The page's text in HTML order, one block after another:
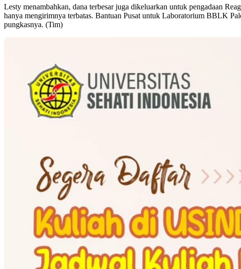
Lesty menambahkan, dana terbesar juga dikeluarkan untuk pengadaan
hanya mengirimnya terbatas. Bantuan Pusat untuk Laboratorium BBLK
pungkasnya. (Tim)